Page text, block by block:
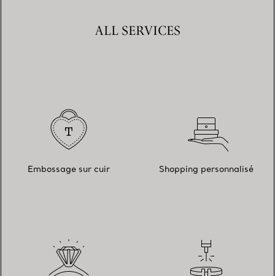
ALL SERVICES
Embossage sur cuir Shopping personnalisé